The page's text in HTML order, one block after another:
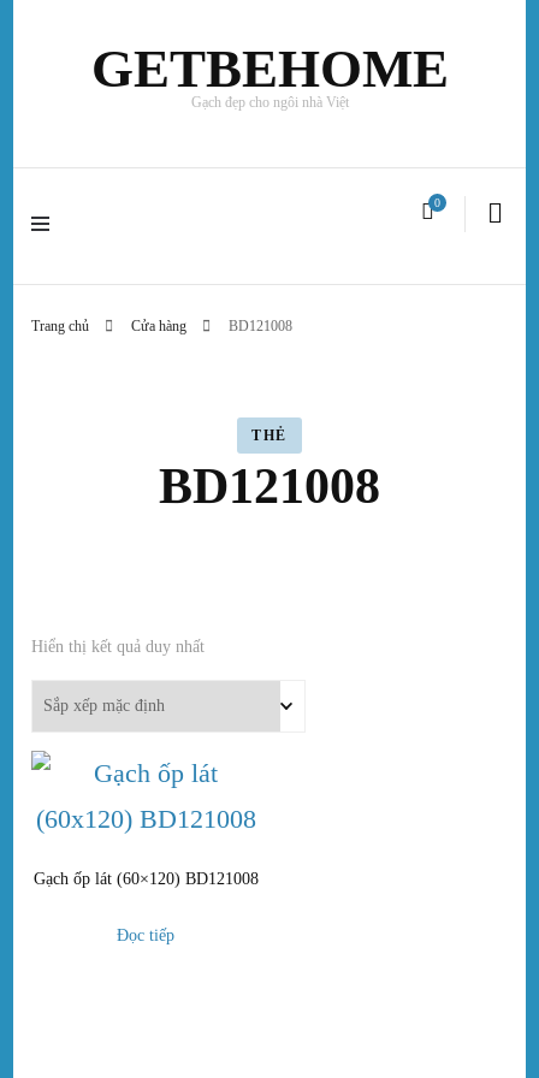
GETBEHOME
Gạch đẹp cho ngôi nhà Việt
0
Trang chủ Cửa hàng BD121008
THẺ
BD121008
In stock
On sale(0)
Danh mục sản phẩm
Hiển thị kết quả duy nhất
Gạch ốp lát (60×120) BD121008
Đọc tiếp